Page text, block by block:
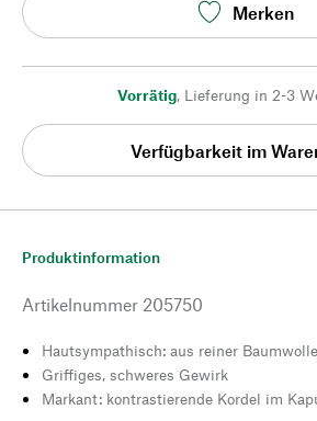
Merken
Vorrätig, Lieferung in 2-3
Verfügbarkeit im
Produktinformation
Artikelnummer 205750
Hautsympathisch: aus reiner
Griffiges, schweres Gewirk
Markant: kontrastierende Kordel im